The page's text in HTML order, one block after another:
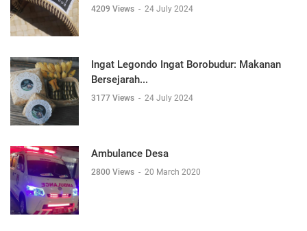
4209 Views - 24 July 2024
Ingat Legondo Ingat Borobudur: Makanan
Bersejarah...
3177 Views - 24 July 2024
Ambulance Desa
2800 Views - 20 March 2020